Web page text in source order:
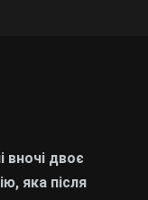
вночі двоє
яка після